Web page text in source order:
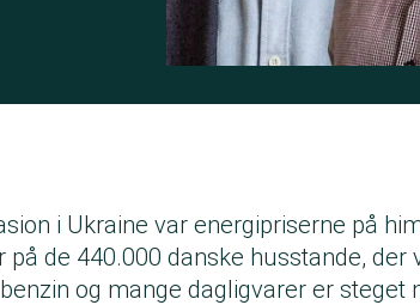
i Ukraine var energipriserne på
de 440.000 danske husstande, der
og mange dagligvarer er steget